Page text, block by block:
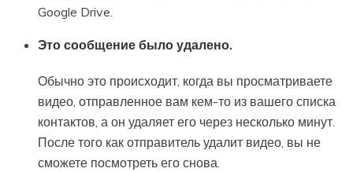
Google Drive.
Это сообщение было удалено.
Обычно это происходит, когда вы просматриваете
видео, отправленное вам кем-то из вашего списка
контактов, а он удаляет его через несколько минут.
После того как отправитель удалит видео, вы не
сможете посмотреть его снова.